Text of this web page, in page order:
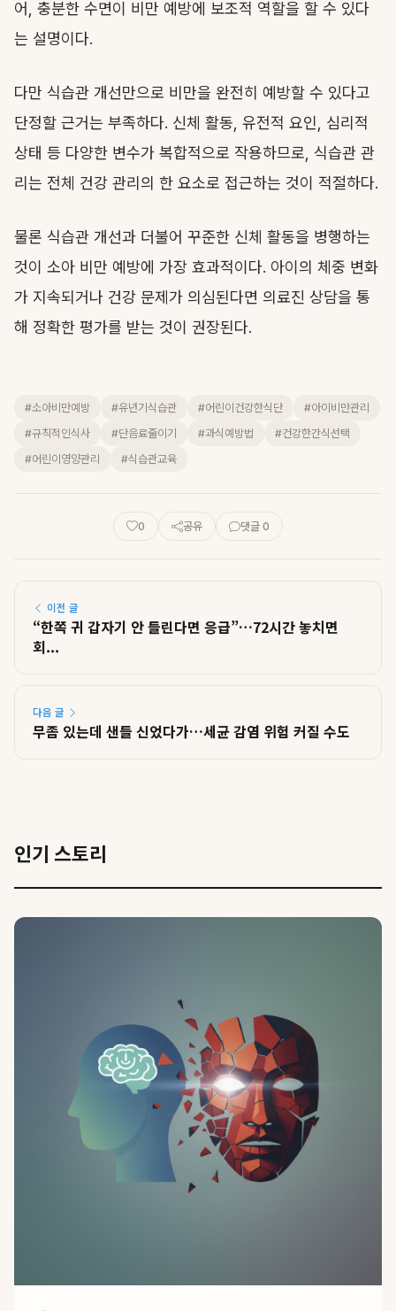
어, 충분한 수면이 비만 예방에 보조적 역할을 할 수 있다
는 설명이다.
다만 식습관 개선만으로 비만을 완전히 예방할 수 있다고
단정할 근거는 부족하다. 신체 활동, 유전적 요인, 심리적
상태 등 다양한 변수가 복합적으로 작용하므로, 식습관 관
리는 전체 건강 관리의 한 요소로 접근하는 것이 적절하다.
물론 식습관 개선과 더불어 꾸준한 신체 활동을 병행하는
것이 소아 비만 예방에 가장 효과적이다. 아이의 체중 변화
가 지속되거나 건강 문제가 의심된다면 의료진 상담을 통
해 정확한 평가를 받는 것이 권장된다.
#소아비만예방 #유년기식습관 #어린이건강한식단
#아이비만관리
#규칙적인식사
#단음료줄이기 #과식예방법
#건강한간식선택
#어린이영양관리
#식습관교육
0 공유 댓글 0
이전 글
“한쪽 귀 갑자기 안 들린다면 응급”…72시간 놓치면
회...
다음 글
무좀 있는데 샌들 신었다가…세균 감염 위험 커질 수도
인기 스토리